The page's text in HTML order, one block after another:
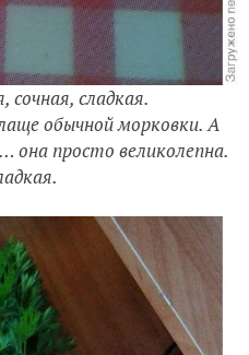
сочная, сладкая.
обычной морковки. А
она просто великолепна.